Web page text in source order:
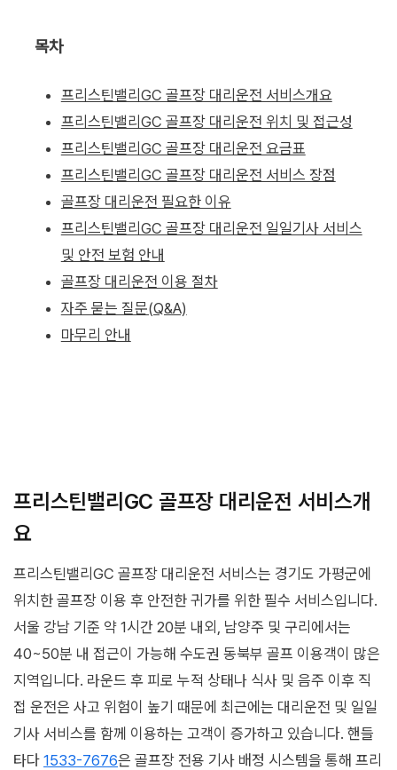
목차
프리스틴밸리GC 골프장 대리운전 서비스개요
프리스틴밸리GC 골프장 대리운전 위치 및 접근성
프리스틴밸리GC 골프장 대리운전 요금표
프리스틴밸리GC 골프장 대리운전 서비스 장점
골프장 대리운전 필요한 이유
프리스틴밸리GC 골프장 대리운전 일일기사 서비스
및 안전 보험 안내
골프장 대리운전 이용 절차
자주 묻는 질문(Q&A)
마무리 안내
프리스틴밸리GC 골프장 대리운전 서비스개
요
프리스틴밸리GC 골프장 대리운전 서비스는 경기도 가평군에
위치한 골프장 이용 후 안전한 귀가를 위한 필수 서비스입니다.
서울 강남 기준 약 1시간 20분 내외, 남양주 및 구리에서는
40~50분 내 접근이 가능해 수도권 동북부 골프 이용객이 많은
지역입니다. 라운드 후 피로 누적 상태나 식사 및 음주 이후 직
접 운전은 사고 위험이 높기 때문에 최근에는 대리운전 및 일일
기사 서비스를 함께 이용하는 고객이 증가하고 있습니다. 핸들
타다 1533-7676은 골프장 전용 기사 배정 시스템을 통해 프리